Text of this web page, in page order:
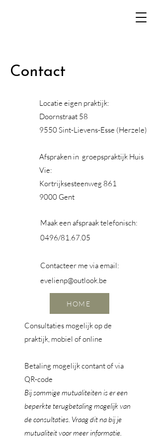
Contact
Locatie eigen praktijk:
Doornstraat 58
9550 Sint-Lievens-Esse (Herzele)
Afspraken in groepspraktijk Huis
Vie:
Kortrijksesteenweg 861
9000 Gent
Maak een afspraak telefonisch:
0496/81.67.05
Contacteer me via email:
evelienp@outlook.be
HOME
Consultaties mogelijk op de
praktijk, mobiel of online
Betaling mogelijk contant of via
QR-code
Bij sommige mutualiteiten is er een
beperkte terugbetaling mogelijk van
de consultaties. Vraag dit na bij je
mutualiteit voor meer informatie.